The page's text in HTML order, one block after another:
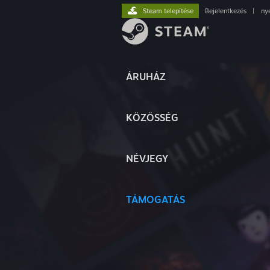
ÁRUHÁZ
KÖZÖSSÉG
NÉVJEGY
TÁMOGATÁS
Steam telepítése Bejelentkezés